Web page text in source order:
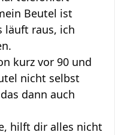
Beutel ist
läuft raus, ich
kurz vor 90 und
nicht selbst
dann auch
hilft dir alles nicht